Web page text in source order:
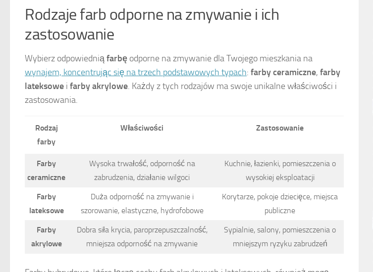
Rodzaje farb odporne na zmywanie i ich
zastosowanie
Wybierz odpowiedniąfarbę odporne na zmywanie dla Twojego mieszkania na
wynajem, koncentrując się na trzech podstawowych typach: farby ceramiczne, farby
lateksowe i farby akrylowe. Każdy z tych rodzajów ma swoje unikalne właściwości i
zastosowania.
Rodzaj
farby
Właściwości Zastosowanie
Farby
ceramiczne
Wysoka trwałość, odporność na
zabrudzenia, działanie wilgoci
Kuchnie, łazienki, pomieszczenia o
wysokiej eksploatacji
Farby
lateksowe
Duża odporność na zmywanie i
szorowanie, elastyczne, hydrofobowe
Korytarze, pokoje dziecięce, miejsca
publiczne
Farby
akrylowe
Dobra siła krycia, paroprzepuszczalność,
mniejsza odporność na zmywanie
Sypialnie, salony, pomieszczenia o
mniejszym ryzyku zabrudzeń